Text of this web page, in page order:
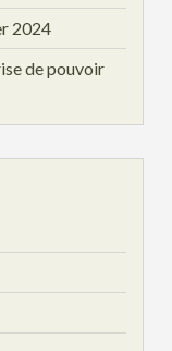
2024
de pouvoir